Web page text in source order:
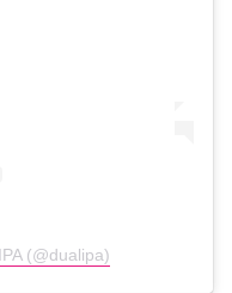
(@dualipa)